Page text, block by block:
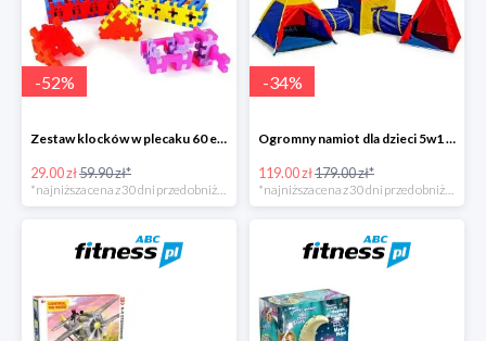
-52%
Zestaw klocków w plecaku 60 elementów -52%
29.00 zł59.90 zł*
-34%
Ogromny namiot dla dzieci 5w1 labirynt -34%
119.00 zł179.00 zł*